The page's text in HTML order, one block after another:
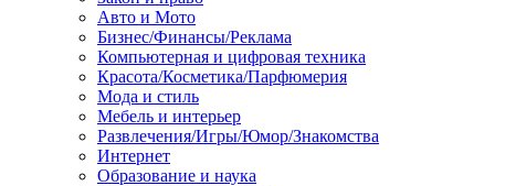
Авто и Мото
Бизнес/Финансы/Реклама
Компьютерная и цифровая техника
Красота/Косметика/Парфюмерия
Мода и стиль
Мебель и интерьер
Развлечения/Игры/Юмор/Знакомства
Интернет
Образование и наука